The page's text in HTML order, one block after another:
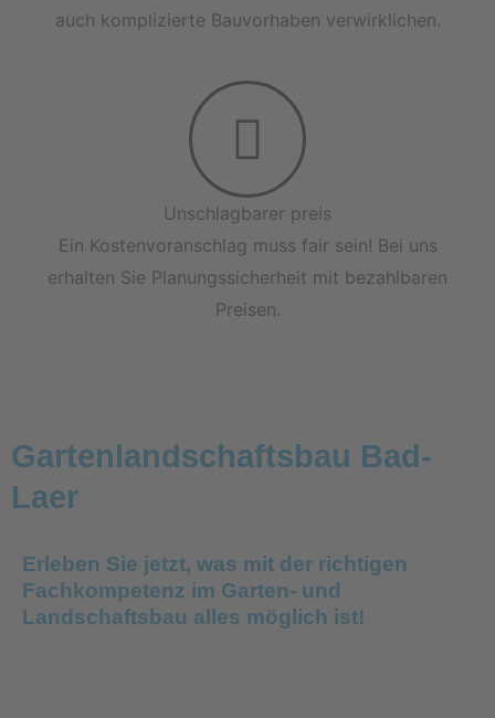
auch komplizierte Bauvorhaben verwirklichen.
Unschlagbarer preis
Ein Kostenvoranschlag muss fair sein! Bei uns
erhalten Sie Planungssicherheit mit bezahlbaren
Preisen.
Gartenlandschaftsbau Bad-
Laer
Erleben Sie jetzt, was mit der richtigen
Fachkompetenz im Garten- und
Landschaftsbau alles möglich ist!